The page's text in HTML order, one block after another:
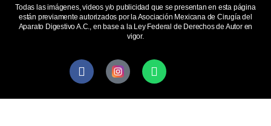
Todas las imágenes, videos y/o publicidad que se presentan en esta página
están previamente autorizados por la Asociación Mexicana de Cirugía del
Aparato Digestivo A.C., en base a la Ley Federal de Derechos de Autor en
vigor.
Facebook Whatsapp